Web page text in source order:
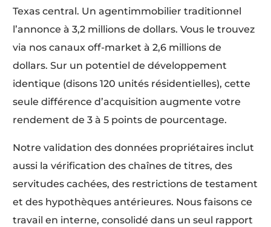
Texas central. Un agentimmobilier traditionnel
l’annonce à 3,2 millions de dollars. Vous le trouvez
via nos canaux off-market à 2,6 millions de
dollars. Sur un potentiel de développement
identique (disons 120 unités résidentielles), cette
seule différence d’acquisition augmente votre
rendement de 3 à 5 points de pourcentage.
Notre validation des données propriétaires inclut
aussi la vérification des chaînes de titres, des
servitudes cachées, des restrictions de testament
et des hypothèques antérieures. Nous faisons ce
travail en interne, consolidé dans un seul rapport